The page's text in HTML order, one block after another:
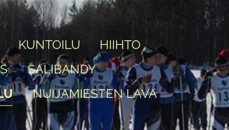
KUNTOILU
HIIHTO
SALIBANDY
NUIJAMIESTEN LAVA